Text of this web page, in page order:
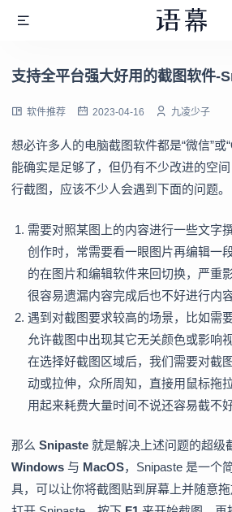
支持全平台强大好用的截图软件-
软件推荐 2023-04-16 九凌少子
想必许多人的电脑截图软件都是“微信”或
能确实是足够了，但仍有不少改进的空间
行截图，应该不少人会遇到下面的问题。
需要对照某图上的内容进行一些文字
创作时，常需要看一眼图片再编辑一
的在图片和编辑软件来回切换，严重
很容易遗漏内容完成后也不好进行内
遇到对截图要求较高的场景，比如需
允许截图中出现其它无关颜色或影响
在选择好截图区域后，我们需要对截
动或拉伸，众所周知，直接用鼠标拖
用起来耗费大量时间不说还容易截不好
那么 Snipaste 就是解决上述问题的超级
Windows 与 MacOS，Snipaste 是一个
具，可以让你将截图贴到屏幕上并随意